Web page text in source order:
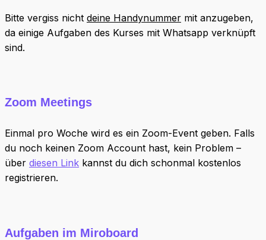
Bitte vergiss nicht deine Handynummer mit anzugeben,
da einige Aufgaben des Kurses mit Whatsapp verknüpft
sind.
Zoom Meetings
Einmal pro Woche wird es ein Zoom-Event geben. Falls
du noch keinen Zoom Account hast, kein Problem –
über diesen Link kannst du dich schonmal kostenlos
registrieren.
Aufgaben im Miroboard